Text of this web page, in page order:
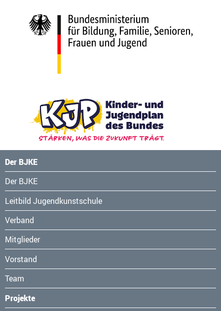
Der BJKE
Navigation
überspringen
Der BJKE
Leitbild Jugendkunstschule
Verband
Mitglieder
Vorstand
Team
Projekte